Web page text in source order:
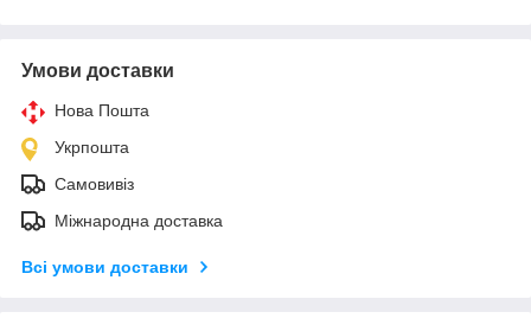
Умови доставки
Нова Пошта
Укрпошта
Самовивіз
Міжнародна доставка
Всі умови доставки